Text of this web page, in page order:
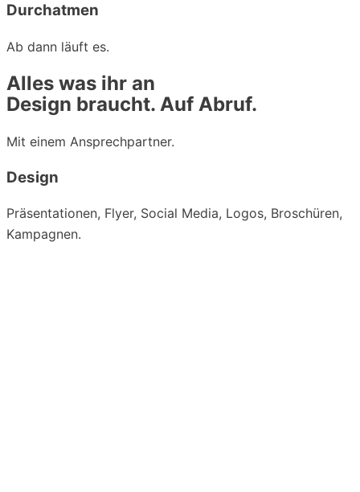
Durchatmen
Ab dann läuft es.
Alles was ihr an
Design braucht. Auf Abruf.
Mit einem Ansprechpartner.
Design
Präsentationen, Flyer, Social Media, Logos, Broschüren,
Kampagnen.